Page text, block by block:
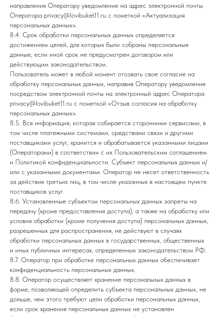
направления Оператору уведомление на адрес электронной почты
Оператора privacy@lovibuket11.ru с пометкой «Актуализация
персональных данных».
8.4. Срок обработки персональных данных определяется
достижением целей, для которых были собраны персональные
данные, если иной срок не предусмотрен договором или
действующим законодательством.
Пользователь может в любой момент отозвать свое согласие на
обработку персональных данных, направив Оператору уведомление
посредством электронной почты на электронный адрес Оператора
privacy@lovibuket11.ru с пометкой «Отзыв согласия на обработку
персональных данных».
8.5. Вся информация, которая собирается сторонними сервисами, в
том числе платежными системами, средствами связи и другими
поставщиками услуг, хранится и обрабатывается указанными лицами
(Операторами) в соответствии с их Пользовательским соглашением
и Политикой конфиденциальности. Субъект персональных данных и/
или с указанными документами. Оператор не несет ответственность
за действия третьих лиц, в том числе указанных в настоящем пункте
поставщиков услуг.
8.6. Установленные субъектом персональных данных запреты на
передачу (кроме предоставления доступа), а также на обработку или
условия обработки (кроме получения доступа) персональных данных,
разрешенных для распространения, не действуют в случаях
обработки персональных данных в государственных, общественных
и иных публичных интересах, определенных законодательством РФ.
8.7. Оператор при обработке персональных данных обеспечивает
конфиденциальность персональных данных.
8.8. Оператор осуществляет хранение персональных данных в
форме, позволяющей определить субъекта персональных данных, не
дольше, чем этого требуют цели обработки персональных данных,
если срок хранения персональных данных не установлен